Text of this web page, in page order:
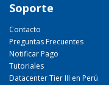
Soporte
Contacto
Preguntas Frecuentes
Notificar Pago
Tutoriales
Datacenter Tier III en Perú